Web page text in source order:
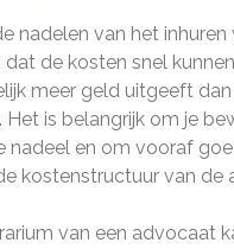
nadelen van het
dat de kosten snel
meer geld uitgeeft
Het is belangrijk om je
nadeel en om vooraf
kostenstructuur van de
van een advocaat